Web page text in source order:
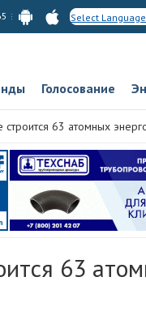
Select Language
Голосование
63 атомных
63